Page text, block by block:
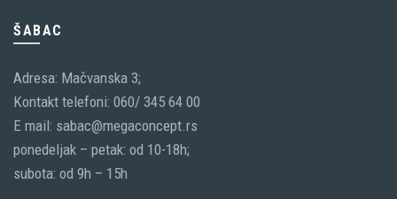
ŠABAC
Adresa: Mačvanska 3;
Kontakt telefoni: 060/ 345 64 00
E mail: sabac@megaconcept.rs
ponedeljak – petak: od 10-18h;
subota: od 9h – 15h